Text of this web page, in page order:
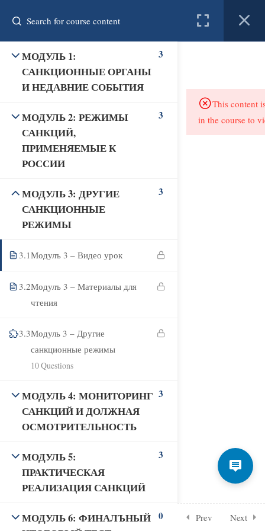
Login
МОДУЛЬ 1:
САНКЦИОННЫЕ ОРГАНЫ
И НЕДАВНИЕ СОБЫТИЯ
3
МОДУЛЬ 2: РЕЖИМЫ
САНКЦИЙ,
ПРИМЕНЯЕМЫЕ К
РОССИИ
3
МОДУЛЬ 3: ДРУГИЕ
САНКЦИОННЫЕ
РЕЖИМЫ
3
3.1Модулъ 3 – Видео урок
3.2Модулъ 3 – Материалы для
чтения
3.3Модуль 3 – Другие
санкционные режимы
10 Questions
МОДУЛЬ 4: МОНИТОРИНГ
САНКЦИЙ И ДОЛЖНАЯ
ОСМОТРИТЕЛЬНОСТЬ
3
МОДУЛЬ 5:
ПРАКТИЧЕСКАЯ
РЕАЛИЗАЦИЯ САНКЦИЙ
3
МОДУЛЬ 6: ФИНАЛЪНЫЙ 0
This content
in the course to
Prev Next
created by connect
Home Courses
Contact